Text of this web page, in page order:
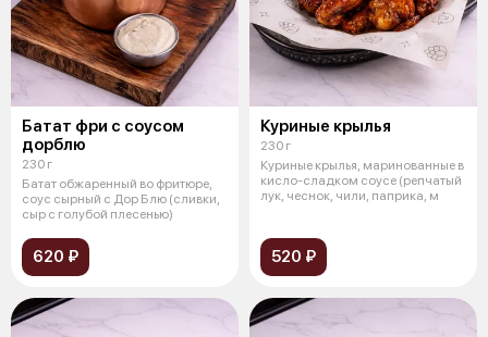
Батат фри с соусом
дорблю
230 г
Батат обжаренный во фритюре,
соус сырный с Дор Блю (сливки,
сыр с голубой плесенью)
620 ₽
Куриные крылья
230 г
Куриные крылья, маринованные в
кисло-сладком соусе (репчатый
лук, чеснок, чили, паприка, м
520 ₽